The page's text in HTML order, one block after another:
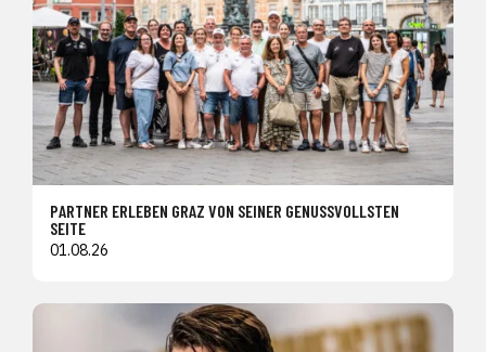
PARTNER ERLEBEN GRAZ VON SEINER GENUSSVOLLSTEN
SEITE
01.08.26